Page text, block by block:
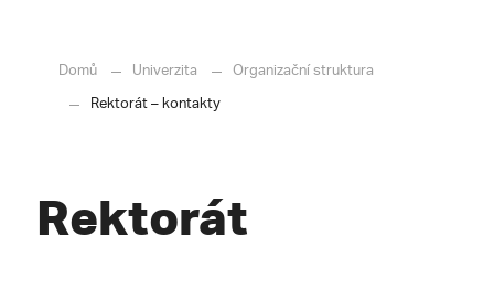
Domů Univerzita
Organizační struktura
Rektorát – kontakty
Rektorát